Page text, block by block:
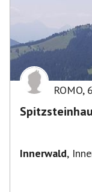
ROMO,
Innerwald,